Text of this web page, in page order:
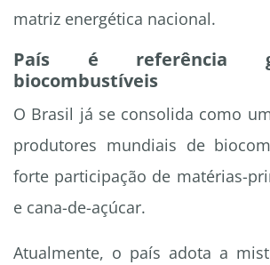
matriz energética nacional.
País é referência
biocombustíveis
O Brasil já se consolida como
produtores mundiais de
forte participação de matérias-
e cana-de-açúcar.
Atualmente, o país adota a